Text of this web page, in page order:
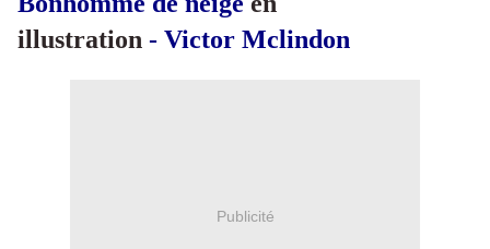
illustration - Victor Mclindon
Publicité